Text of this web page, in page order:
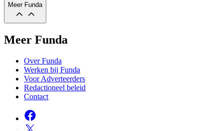
Meer Funda
Meer Funda
Over Funda
Werken bij Funda
Voor Adverteerders
Redactioneel beleid
Contact